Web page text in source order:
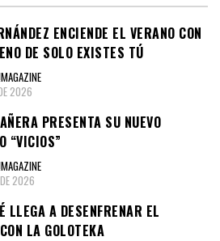
ENCIENDE EL VERANO CON
DE SOLO EXISTES TÚ
2026
PRESENTA SU NUEVO
“VICIOS”
2026
LLEGA A DESENFRENAR EL
LA GOLOTEKA